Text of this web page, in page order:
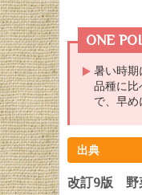
ONE
暑い時期
品種に比
で、早め
出典
改訂9版 野